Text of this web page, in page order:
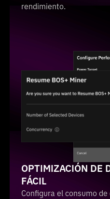
rendimiento.
OPTIMIZACIÓN DE
FÁCIL
Configura el consumo